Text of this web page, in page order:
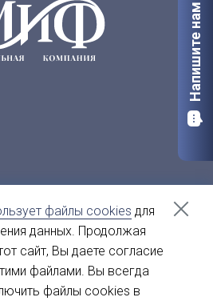
139а
Напишите нам
файлы cookies для
данных. Продолжая
сайт, Вы даете согласие
файлами. Вы всегда
файлы cookies в